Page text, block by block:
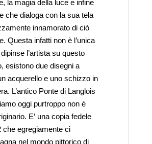
la magia della luce e infine
che dialoga con la sua tela
innamorato di ciò
Questa infatti non è l’unica
l’artista su questo
esistono due disegni a
acquerello e uno schizzo in
L’antico Ponte di Langlois
oggi purtroppo non è
E’ una copia fedele
che egregiamente ci
nel mondo pittorico di